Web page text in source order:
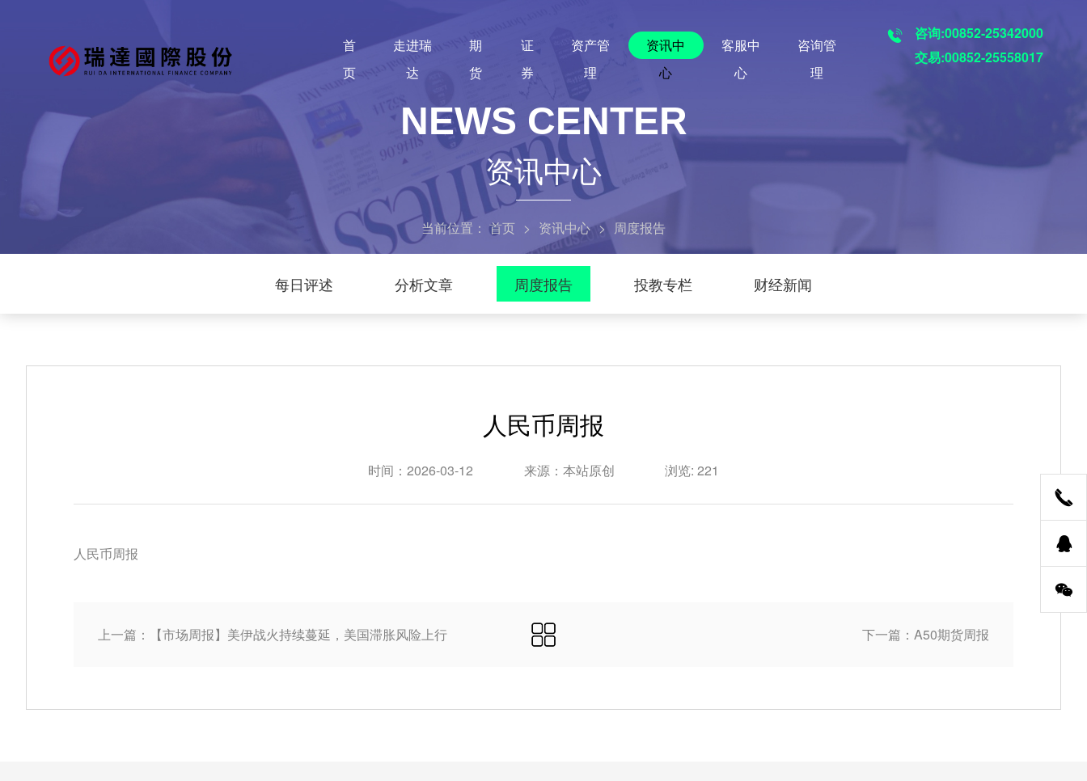
首
页
走进瑞
达
期
货
证
券
资产管
理
资讯中
心
客服中
心
咨询管
理
咨询:00852-25342000
交易:00852-25558017
NEWS CENTER
资讯中心
当前位置： 首页 > 资讯中心 > 周度报告
每日评述 分析文章 周度报告 投教专栏 财经新闻
人民币周报
时间：2026-03-12 来源：本站原创 浏览: 221
人民币周报
上一篇：【市场周报】美伊战火持续蔓延，美国滞胀风险上行 下一篇：A50期货周报